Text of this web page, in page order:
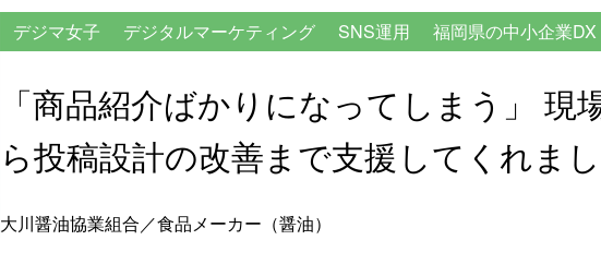
デジマ女子 デジタルマーケティング SNS運用 福岡県の中小企業DX
「商品紹介ばかりになってしまう」
ら投稿設計の改善まで支援してくれまし
大川醤油協業組合／食品メーカー（醤油）